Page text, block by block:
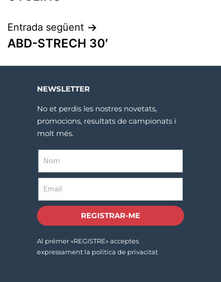
Entrada següent
ABD-STRECH 30′
NEWSLETTER
No et perdis les nostres novetats,
promocions, resultats de campionats i
molt més.
REGISTRAR-ME
Al prémer «REGISTRE» acceptes
expressament la política de privacitat